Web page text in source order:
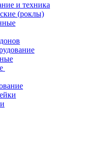
и техника
(роклы)